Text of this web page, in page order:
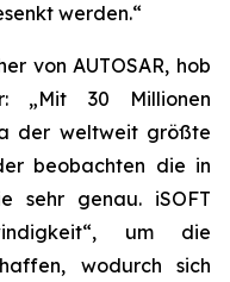
werden.“
von AUTOSAR, hob
„Mit 30 Millionen
der weltweit größte
beobachten die in
sehr genau. iSOFT
um die
wodurch sich